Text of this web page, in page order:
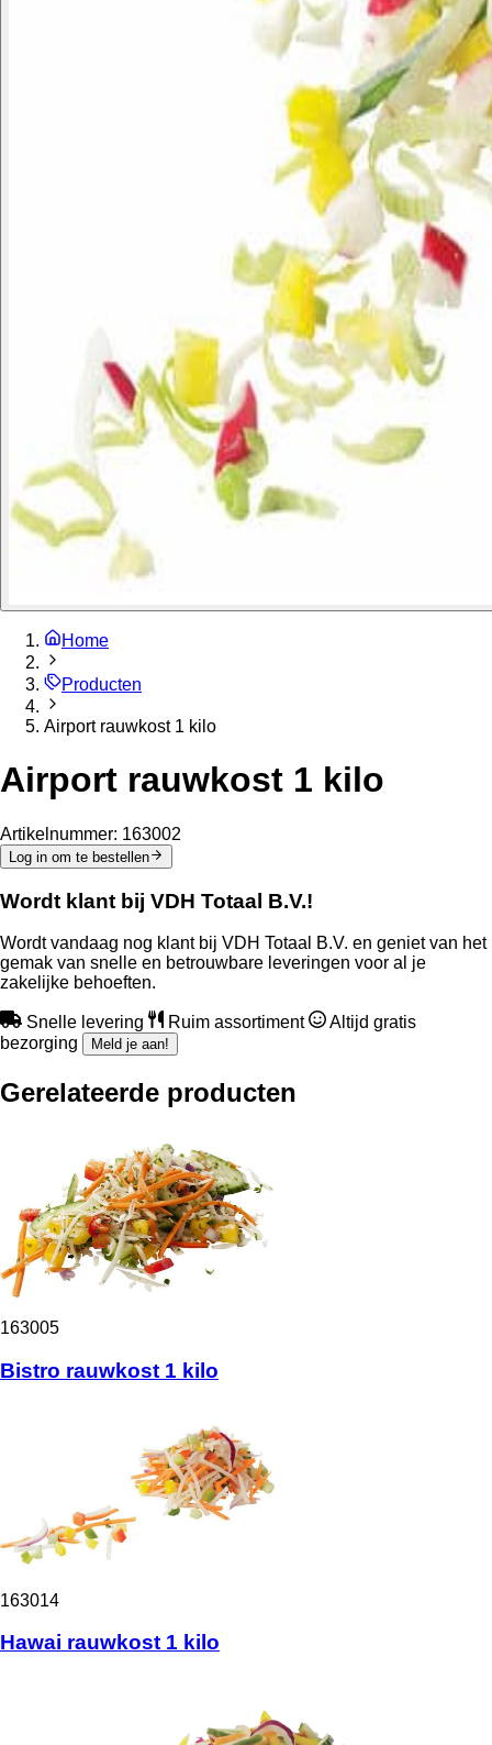
Home
Producten
Airport rauwkost 1 kilo
Airport rauwkost 1 kilo
Artikelnummer: 163002
Log in om te bestellen
Wordt klant bij VDH Totaal B.V.!
Wordt vandaag nog klant bij VDH Totaal B.V. en geniet van het
gemak van snelle en betrouwbare leveringen voor al je
zakelijke behoeften.
Snelle levering Ruim assortiment
Altijd gratis
bezorging
Meld je aan!
Gerelateerde producten
163005
Bistro rauwkost 1 kilo
163014
Hawai rauwkost 1 kilo